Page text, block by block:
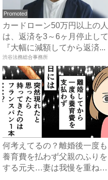
Promoted
カードローン50万円以上の人
は、返済を3～6ヶ月停止して
『大幅に減額してから返済...
渋谷法務総合事務所
何考えてるの？離婚後一度も
養育費を払わず父親のふりを
する元夫…妻は我慢を重ねて